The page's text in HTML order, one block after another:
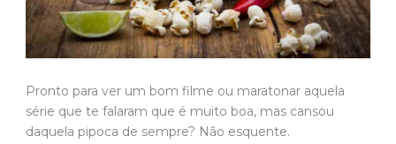
Pronto para ver um bom filme ou maratonar aquela
série que te falaram que é muito boa, mas cansou
daquela pipoca de sempre? Não esquente.